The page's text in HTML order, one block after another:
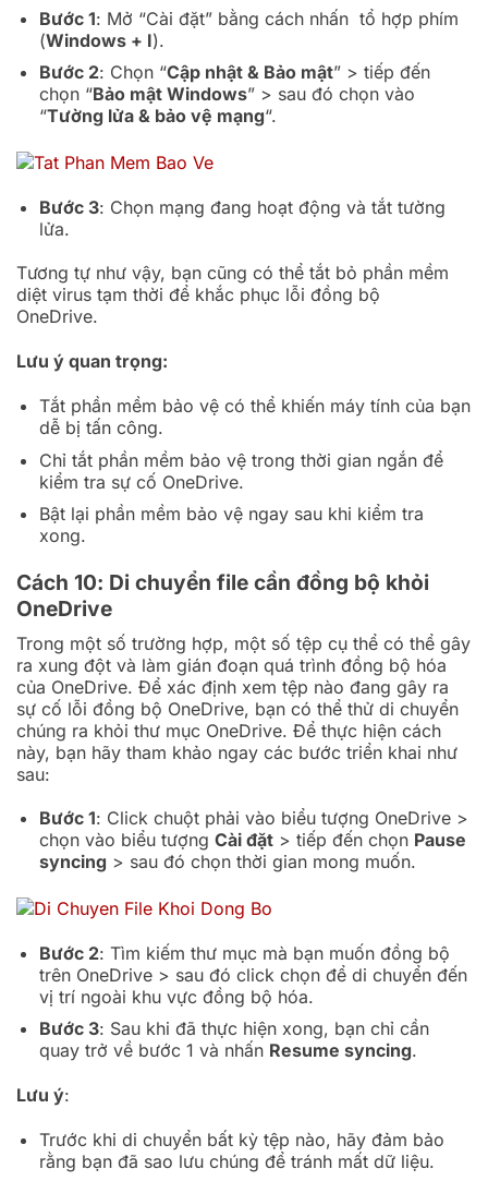
Bước 1: Mở “Cài đặt” bằng cách nhấn tổ hợp phím
(Windows + I).
Bước 2: Chọn “Cập nhật & Bảo mật” > tiếp đến
chọn “Bảo mật Windows” > sau đó chọn vào
“Tường lửa & bảo vệ mạng“.
Bước 3: Chọn mạng đang hoạt động và tắt tường
lửa.
Tương tự như vậy, bạn cũng có thể tắt bỏ phần mềm
diệt virus tạm thời để khắc phục lỗi đồng bộ
OneDrive.
Lưu ý quan trọng:
Tắt phần mềm bảo vệ có thể khiến máy tính của bạn
dễ bị tấn công.
Chỉ tắt phần mềm bảo vệ trong thời gian ngắn để
kiểm tra sự cố OneDrive.
Bật lại phần mềm bảo vệ ngay sau khi kiểm tra
xong.
Cách 10: Di chuyển file cần đồng bộ khỏi
OneDrive
Trong một số trường hợp, một số tệp cụ thể có thể gây
ra xung đột và làm gián đoạn quá trình đồng bộ hóa
của OneDrive. Để xác định xem tệp nào đang gây ra
sự cố lỗi đồng bộ OneDrive, bạn có thể thử di chuyển
chúng ra khỏi thư mục OneDrive. Để thực hiện cách
này, bạn hãy tham khảo ngay các bước triển khai như
sau:
Bước 1: Click chuột phải vào biểu tượng OneDrive >
chọn vào biểu tượng Cài đặt> tiếp đến chọn Pause
syncing > sau đó chọn thời gian mong muốn.
Bước 2: Tìm kiếm thư mục mà bạn muốn đồng bộ
trên OneDrive > sau đó click chọn để di chuyển đến
vị trí ngoài khu vực đồng bộ hóa.
Bước 3: Sau khi đã thực hiện xong, bạn chỉ cần
quay trở về bước 1 và nhấn Resume syncing.
Lưu ý:
Trước khi di chuyển bất kỳ tệp nào, hãy đảm bảo
rằng bạn đã sao lưu chúng để tránh mất dữ liệu.